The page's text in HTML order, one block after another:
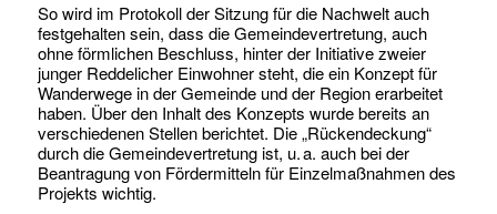
So wird im Protokoll der Sitzung für die Nachwelt auch
festgehalten sein, dass die Gemeindevertretung, auch
ohne förmlichen Beschluss, hinter der Initiative zweier
junger Reddelicher Einwohner steht, die ein Konzept für
Wanderwege in der Gemeinde und der Region erarbeitet
haben. Über den Inhalt des Konzepts wurde bereits an
verschiedenen Stellen berichtet. Die „Rückendeckung“
durch die Gemeindevertretung ist, u. a. auch bei der
Beantragung von Fördermitteln für Einzelmaßnahmen des
Projekts wichtig.